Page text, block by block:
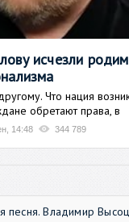
исчезли
Что нация
обретают права, в
14:48 344 789
песня. Владимир